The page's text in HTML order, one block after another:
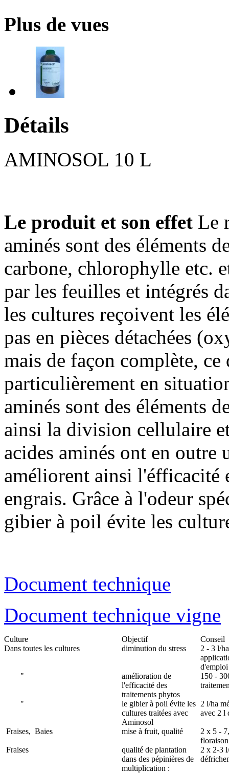
Plus de vues
Détails
AMINOSOL 10 L
Le produit et son effet Le
aminés sont des éléments
carbone, chlorophylle etc.
par les feuilles et intégrés
les cultures reçoivent les
pas en pièces détachées
mais de façon complète,
particulièrement en
aminés sont des éléments
ainsi la division cellulaire
acides aminés ont en
améliorent ainsi l'éfficacité
engrais. Grâce à l'odeur
gibier à poil évite les
Document technique
Document technique vigne
Culture Objectif
Conseil
Dans toutes les cultures
diminution du stress
2 - 3 l/
"
amélioration de
l'efficacité des
traitements phytos
150 -
"
le gibier à poil évite les
cultures traitées avec
Aminosol
2 l/ha
avec 2 l
Fraises, Baies mise à fruit, qualité
2 x 5 -
Fraises
qualité de plantation
dans des pépinières de
multiplication :
2 x 2-3